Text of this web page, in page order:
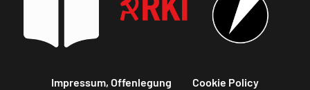
Impressum, Offenlegung Cookie Policy